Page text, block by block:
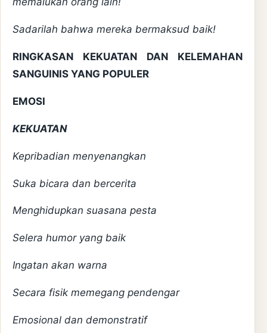
Sadarilah bahwa mereka bermaksud baik!
RINGKASAN KEKUATAN DAN KELEMAHAN
SANGUINIS YANG POPULER
EMOSI
KEKUATAN
Kepribadian menyenangkan
Suka bicara dan bercerita
Menghidupkan suasana pesta
Selera humor yang baik
Ingatan akan warna
Secara fisik memegang pendengar
Emosional dan demonstratif